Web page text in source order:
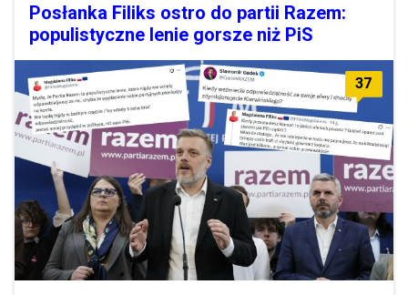
Posłanka Filiks ostro do partii Razem:
populistyczne lenie gorsze niż PiS
37